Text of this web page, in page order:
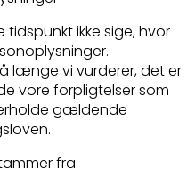
tidspunkt ikke sige, hvor
længe vi vurderer, det er
vore forpligtelser som
gældende
fra